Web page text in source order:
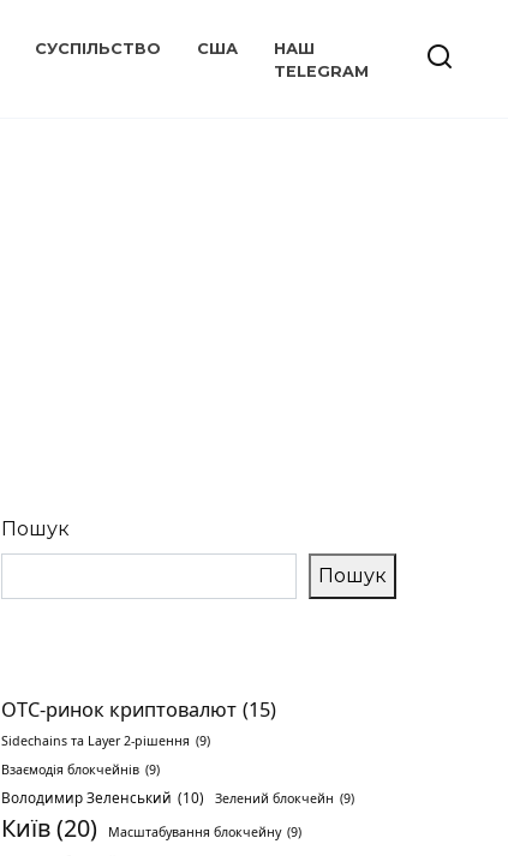
СУСПІЛЬСТВО США
НАШ
TELEGRAM
Пошук
Пошук
OTC-ринок криптовалют (15)
Sidechains та Layer 2-рішення (9)
Взаємодія блокчейнів (9)
Володимир Зеленський (10) Зелений блокчейн (9)
Київ(20) Масштабування блокчейну (9)